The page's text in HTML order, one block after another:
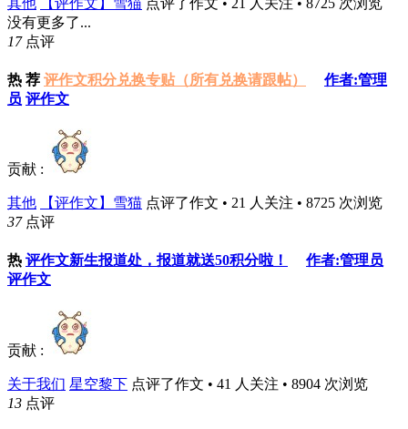
没有更多了...
17点评
热 荐 评作文积分兑换专贴（所有兑换请跟帖）
作者:管理
员 评作文
贡献 :
其他 【评作文】雪猫 点评了作文 • 21 人关注 • 8725 次浏览
37点评
热 评作文新生报道处，报道就送50积分啦！
作者:管理员
评作文
贡献 :
关于我们 星空黎下 点评了作文 • 41 人关注 • 8904 次浏览
13 点评